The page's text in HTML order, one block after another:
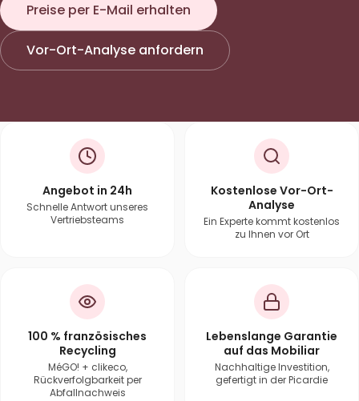
Preise per E-Mail erhalten
Vor-Ort-Analyse anfordern
Angebot in 24h
Schnelle Antwort unseres
Vertriebsteams
Kostenlose Vor-Ort-
Analyse
Ein Experte kommt kostenlos
zu Ihnen vor Ort
100 % französisches
Recycling
MéGO! + clikeco,
Rückverfolgbarkeit per
Abfallnachweis
Lebenslange Garantie
auf das Mobiliar
Nachhaltige Investition,
gefertigt in der Picardie